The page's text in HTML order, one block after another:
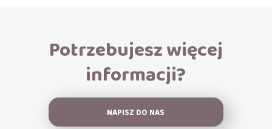
Potrzebujesz więcej
informacji?
NAPISZ DO NAS